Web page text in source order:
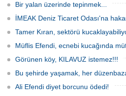
Bir yalan üzerinde tepinmek...
İMEAK Deniz Ticaret Odası'na
Tamer Kıran, sektörü
Müflis Efendi, ecnebi kucağında
Görünen köy, KILAVUZ istemez!!!
Bu şehirde yaşamak, her
Ali Efendi diyet borcunu ödedi!